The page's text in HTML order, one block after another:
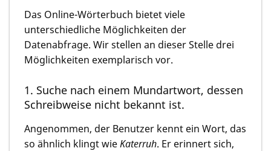
Das Online-Wörterbuch bietet viele
unterschiedliche Möglichkeiten der
Datenabfrage. Wir stellen an dieser Stelle drei
Möglichkeiten exemplarisch vor.
1. Suche nach einem Mundartwort, dessen
Schreibweise nicht bekannt ist.
Angenommen, der Benutzer kennt ein Wort, das
so ähnlich klingt wieKaterruh. Er erinnert sich,